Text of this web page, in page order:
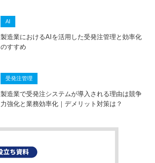
AI
製造業におけるAIを活用した受発注管理と効率化
のすすめ
受発注管理
製造業で受発注システムが導入される理由は競争
力強化と業務効率化｜デメリット対策は？